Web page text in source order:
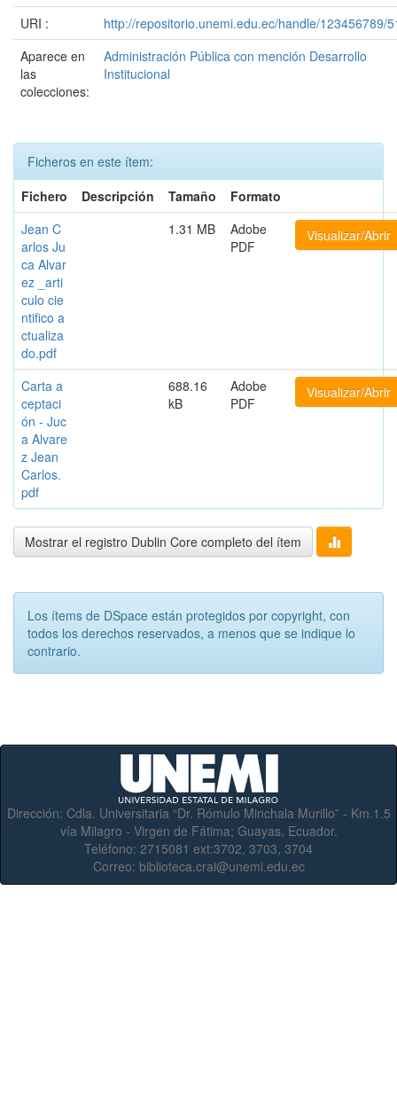
URI :
http://repositorio.unemi.edu.ec/handle/123456789/
Aparece en
las
colecciones:
Administración Pública con mención Desarrollo
Institucional
Ficheros en este ítem:
Fichero
Descripción Tamaño
Formato
Jean C
arlos Ju
ca Alvar
ez _arti
culo cie
ntifico a
ctualiza
do.pdf
1.31 MB
Adobe
PDF
Visualizar/Abrir
Carta a
ceptaci
ón - Juc
a Alvare
z Jean
Carlos.
pdf
688.16
kB
Adobe
PDF
Visualizar/Abrir
Mostrar el registro Dublin Core completo del ítem
Los ítems de DSpace están protegidos por copyright, con
todos los derechos reservados, a menos que se indique lo
contrario.
Dirección: Cdla. Universitaria “Dr. Rómulo Minchala Murillo” - Km.1.5
vía Milagro - Virgen de Fátima; Guayas, Ecuador.
Teléfono: 2715081 ext:3702, 3703, 3704
Correo: biblioteca.crai@unemi.edu.ec